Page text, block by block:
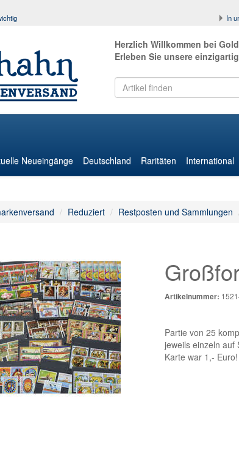
In
Herzlich Willkommen bei
Erleben Sie unsere
Neueingänge Deutschland Raritäten International
Reduziert Restposten und Sammlungen
Artikelnummer:
Partie von 25
jeweils einzeln auf
Karte war 1,-